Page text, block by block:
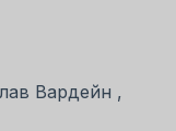
Вардейн ,